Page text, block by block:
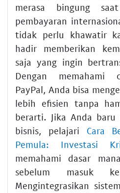
merasa bingung
pembayaran
tidak perlu khawatir
hadir memberikan
saja yang ingin
Dengan memahami
PayPal, Anda bisa
lebih efisien tanpa
berarti. Jika Anda baru
bisnis, pelajari Cara
Pemula: Investasi
memahami dasar
sebelum masuk
Mengintegrasikan